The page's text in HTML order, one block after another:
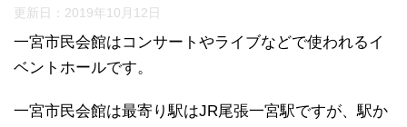
更新日： 2019年10月12日
一宮市民会館はコンサートやライブなどで使われるイ
ベントホールです。
一宮市民会館は最寄り駅はJR尾張一宮駅ですが、駅か